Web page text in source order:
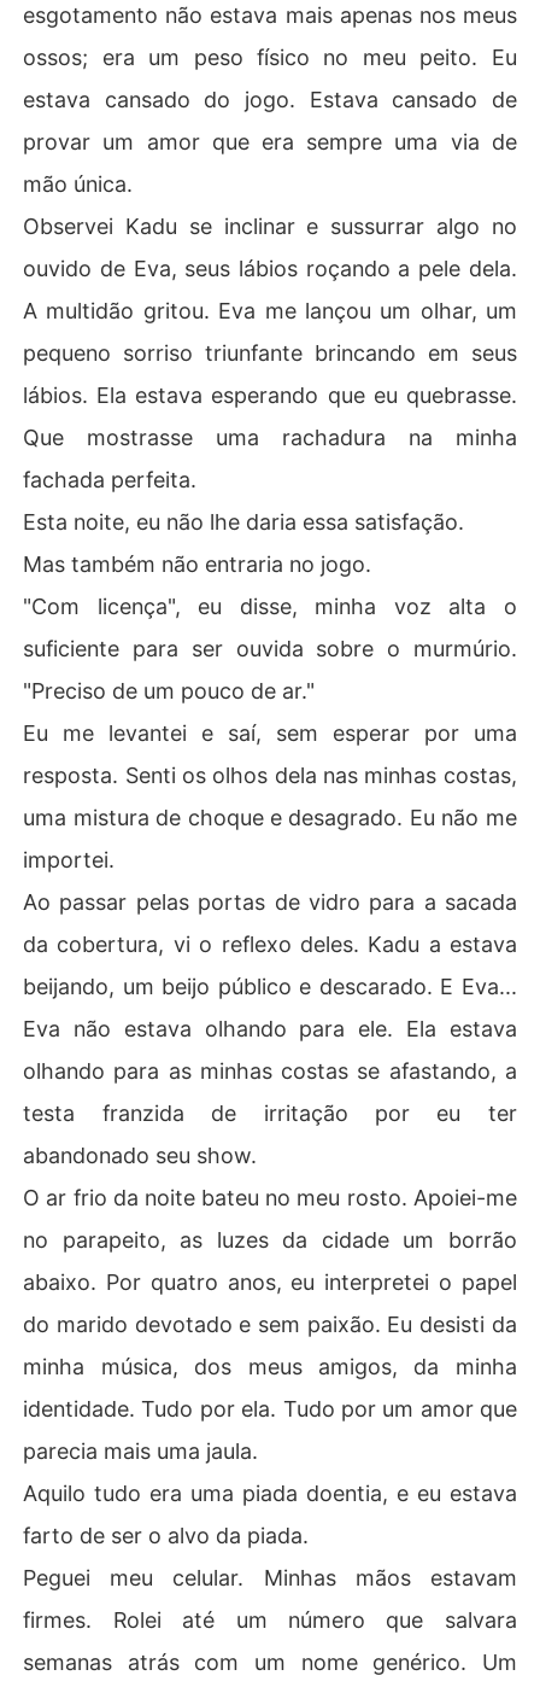
esgotamento não estava mais apenas nos meus
ossos; era um peso físico no meu peito. Eu
estava cansado do jogo. Estava cansado de
provar um amor que era sempre uma via de
mão única.
Observei Kadu se inclinar e sussurrar algo no
ouvido de Eva, seus lábios roçando a pele dela.
A multidão gritou. Eva me lançou um olhar, um
pequeno sorriso triunfante brincando em seus
lábios. Ela estava esperando que eu quebrasse.
Que mostrasse uma rachadura na minha
fachada perfeita.
Esta noite, eu não lhe daria essa satisfação.
Mas também não entraria no jogo.
"Com licença", eu disse, minha voz alta o
suficiente para ser ouvida sobre o murmúrio.
"Preciso de um pouco de ar."
Eu me levantei e saí, sem esperar por uma
resposta. Senti os olhos dela nas minhas costas,
uma mistura de choque e desagrado. Eu não me
importei.
Ao passar pelas portas de vidro para a sacada
da cobertura, vi o reflexo deles. Kadu a estava
beijando, um beijo público e descarado. E Eva...
Eva não estava olhando para ele. Ela estava
olhando para as minhas costas se afastando, a
testa franzida de irritação por eu ter
abandonado seu show.
O ar frio da noite bateu no meu rosto. Apoiei-me
no parapeito, as luzes da cidade um borrão
abaixo. Por quatro anos, eu interpretei o papel
do marido devotado e sem paixão. Eu desisti da
minha música, dos meus amigos, da minha
identidade. Tudo por ela. Tudo por um amor que
parecia mais uma jaula.
Aquilo tudo era uma piada doentia, e eu estava
farto de ser o alvo da piada.
Peguei meu celular. Minhas mãos estavam
firmes. Rolei até um número que salvara
semanas atrás com um nome genérico. Um